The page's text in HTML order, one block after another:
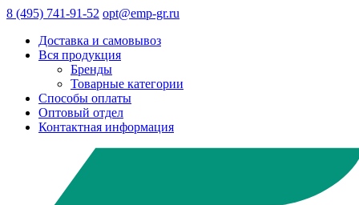
8 (495) 741-91-52 opt@emp-gr.ru
Доставка и самовывоз
Вся продукция
Бренды
Товарные категории
Способы оплаты
Оптовый отдел
Контактная информация